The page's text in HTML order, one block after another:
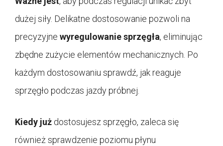
dużej siły. Delikatne dostosowanie pozwoli na
precyzyjne wyregulowanie sprzęgła, eliminując
zbędne zużycie elementów mechanicznych. Po
każdym dostosowaniu sprawdź, jak reaguje
sprzęgło podczas jazdy próbnej.
Kiedy już dostosujesz sprzęgło, zaleca się
również sprawdzenie poziomu płynu